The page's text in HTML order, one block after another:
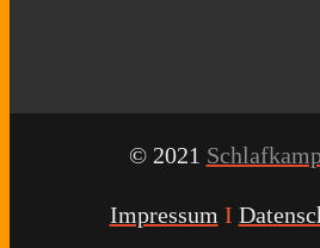
© 2021
Impressum I